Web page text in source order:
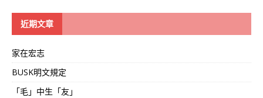
近期文章
家在宏志
BUSK明文規定
「毛」中生「友」